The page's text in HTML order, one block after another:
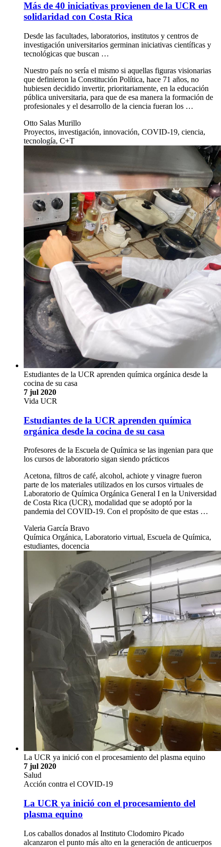
Más de 40 iniciativas provienen de la UCR en
solidaridad con Costa Rica
Desde las facultades, laboratorios, institutos y centros de
investigación universitarios germinan iniciativas científicas y
tecnológicas que buscan …
Nuestro país no sería el mismo si aquellas figuras visionarias
que definieron la Constitución Política, hace 71 años, no
hubiesen decidido invertir, prioritariamente, en la educación
pública universitaria, para que de esa manera la formación de
profesionales y el desarrollo de la ciencia fueran los …
Otto Salas Murillo
Proyectos, investigación, innovación, COVID-19, ciencia,
tecnología, C+T
Estudiantes de la UCR aprenden química orgánica desde la
cocina de su casa
7 jul 2020
Vida UCR
Estudiantes de la UCR aprenden química
orgánica desde la cocina de su casa
Profesores de la Escuela de Química se las ingenian para que
los cursos de laboratorio sigan siendo prácticos
Acetona, filtros de café, alcohol, achiote y vinagre fueron
parte de los materiales utilizados en los cursos virtuales de
Laboratorio de Química Orgánica General I en la Universidad
de Costa Rica (UCR), modalidad que se adoptó por la
pandemia del COVID-19. Con el propósito de que estas …
Valeria García Bravo
Química Orgánica, Laboratorio virtual, Escuela de Química,
estudiantes, docencia
La UCR ya inició con el procesamiento del plasma equino
7 jul 2020
Salud
Acción contra el COVID-19
La UCR ya inició con el procesamiento del
plasma equino
Los caballos donados al Instituto Clodomiro Picado
alcanzaron el punto más alto en la generación de anticuerpos